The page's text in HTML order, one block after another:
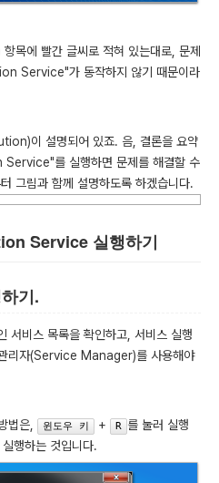
목에 빨간 글씨로 적혀 있는대로, 문제
Service"가 동작하지 않기 때문이라
이 설명되어 있죠. 음, 결론을 요약
를 실행하면 문제를 해결할 수
그림과 함께 설명하도록 하겠습니다.
Service 실행하기
기.
비스 목록을 확인하고, 서비스 실행
리자(Service Manager)를 사용해야
법은, 윈도우 키 + R 를 눌러 실행
행하는 것입니다.